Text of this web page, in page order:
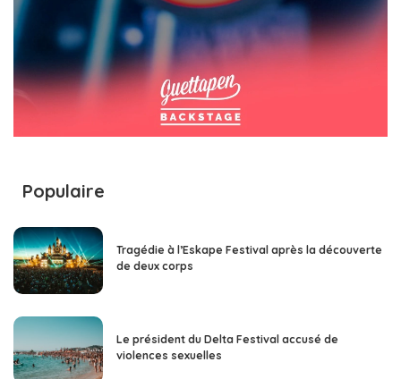
Populaire
Tragédie à l’Eskape Festival après la découverte
de deux corps
Le président du Delta Festival accusé de
violences sexuelles